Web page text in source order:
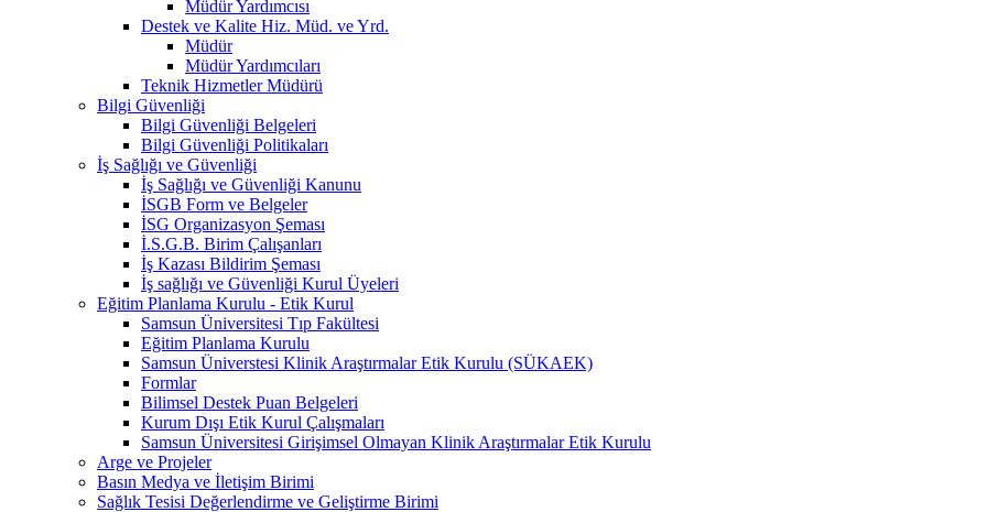
Müdür Yardımcısı
Destek ve Kalite Hiz. Müd. ve Yrd.
Müdür
Müdür Yardımcıları
Teknik Hizmetler Müdürü
Bilgi Güvenliği
Bilgi Güvenliği Belgeleri
Bilgi Güvenliği Politikaları
İş Sağlığı ve Güvenliği
İş Sağlığı ve Güvenliği Kanunu
İSGB Form ve Belgeler
İSG Organizasyon Şeması
İ.S.G.B. Birim Çalışanları
İş Kazası Bildirim Şeması
İş sağlığı ve Güvenliği Kurul Üyeleri
Eğitim Planlama Kurulu - Etik Kurul
Samsun Üniversitesi Tıp Fakültesi
Eğitim Planlama Kurulu
Samsun Üniverstesi Klinik Araştırmalar Etik Kurulu (SÜKAEK)
Formlar
Bilimsel Destek Puan Belgeleri
Kurum Dışı Etik Kurul Çalışmaları
Samsun Üniversitesi Girişimsel Olmayan Klinik Araştırmalar Etik Kurulu
Arge ve Projeler
Basın Medya ve İletişim Birimi
Sağlık Tesisi Değerlendirme ve Geliştirme Birimi